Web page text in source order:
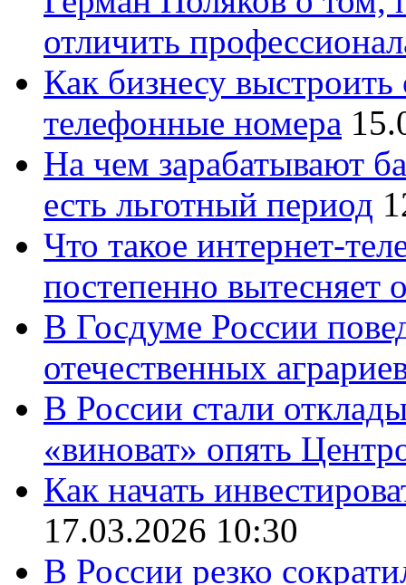
отличить
Как бизнесу
телефонные номера
На чем зарабатывают
есть льготный период
Что такое интернет-
постепенно вытесняет
В Госдуме России
отечественных
В России стали
«виноват» опять
Как начать
17.03.2026 10:30
В России резко